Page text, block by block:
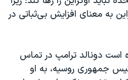
به معنای افزایش بی‌ثباتی در
دونالد ترامپ در تماس
جمهوری روسیه، به او